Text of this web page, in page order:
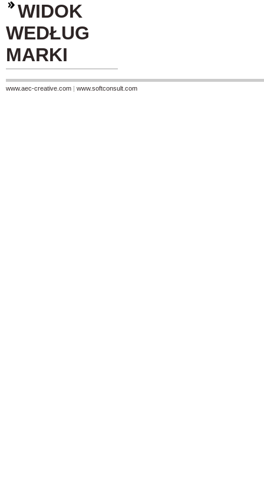
WIDOK
WEDŁUG
MARKI
www.aec-creative.com | www.softconsult.com